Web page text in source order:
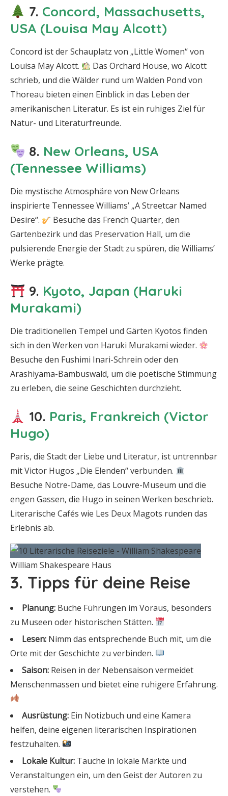
7. Concord, Massachusetts,
USA (Louisa May Alcott)
Concord ist der Schauplatz von „Little Women“ von
Louisa May Alcott.
Das Orchard House, wo Alcott
schrieb, und die Wälder rund um Walden Pond von
Thoreau bieten einen Einblick in das Leben der
amerikanischen Literatur. Es ist ein ruhiges Ziel für
Natur- und Literaturfreunde.
8. New Orleans, USA
(Tennessee Williams)
Die mystische Atmosphäre von New Orleans
inspirierte Tennessee Williams’ „A Streetcar Named
Desire“.
Besuche das French Quarter, den
Gartenbezirk und das Preservation Hall, um die
pulsierende Energie der Stadt zu spüren, die Williams’
Werke prägte.
9. Kyoto, Japan (Haruki
Murakami)
Die traditionellen Tempel und Gärten Kyotos finden
sich in den Werken von Haruki Murakami wieder.
Besuche den Fushimi Inari-Schrein oder den
Arashiyama-Bambuswald, um die poetische Stimmung
zu erleben, die seine Geschichten durchzieht.
10. Paris, Frankreich (Victor
Hugo)
Paris, die Stadt der Liebe und Literatur, ist untrennbar
mit Victor Hugos „Die Elenden“ verbunden.
Besuche Notre-Dame, das Louvre-Museum und die
engen Gassen, die Hugo in seinen Werken beschrieb.
Literarische Cafés wie Les Deux Magots runden das
Erlebnis ab.
William Shakespeare Haus
3. Tipps für deine Reise
Planung: Buche Führungen im Voraus, besonders
zu Museen oder historischen Stätten.
Lesen: Nimm das entsprechende Buch mit, um die
Orte mit der Geschichte zu verbinden.
Saison: Reisen in der Nebensaison vermeidet
Menschenmassen und bietet eine ruhigere Erfahrung.
Ausrüstung: Ein Notizbuch und eine Kamera
helfen, deine eigenen literarischen Inspirationen
festzuhalten.
Lokale Kultur: Tauche in lokale Märkte und
Veranstaltungen ein, um den Geist der Autoren zu
verstehen.